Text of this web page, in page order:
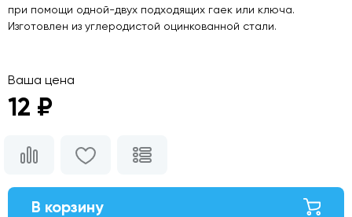
при помощи одной-двух подходящих гаек или ключа.
Изготовлен из углеродистой оцинкованной стали.
Ваша цена
12 ₽
В корзину